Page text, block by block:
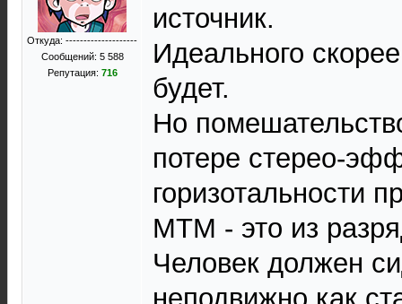
Откуда: --------------------
Сообщений: 5 588
Репутация: 716
источник.
Идеального
будет.
Но
потере стерео-
горизотальности
МТМ - это из
Человек должен